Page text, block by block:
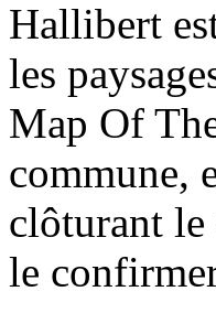
Hallibert
les
Map Of
commune,
clôturant le
le